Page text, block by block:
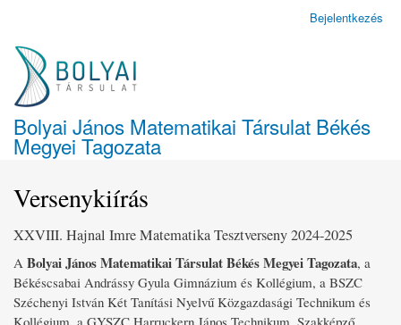
fiók
menüje
Bejelentkezés
Bolyai János Matematikai Társulat Békés
Megyei Tagozata
Versenykiírás
XXVIII. Hajnal Imre Matematika Tesztverseny 2024-2025
A Bolyai János Matematikai Társulat Békés Megyei Tagozata, a
Békéscsabai Andrássy Gyula Gimnázium és Kollégium, a BSZC
Széchenyi István Két Tanítási Nyelvű Közgazdasági Technikum és